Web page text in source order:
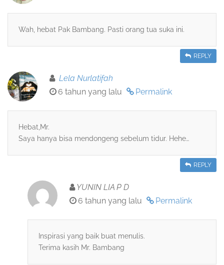
Wah, hebat Pak Bambang. Pasti orang tua suka ini.
REPLY
Lela Nurlatifah
6 tahun yang lalu
Permalink
Hebat,Mr.
Saya hanya bisa mendongeng sebelum tidur. Hehe…
REPLY
YUNIN LIA P D
6 tahun yang lalu
Permalink
Inspirasi yang baik buat menulis.
Terima kasih Mr. Bambang